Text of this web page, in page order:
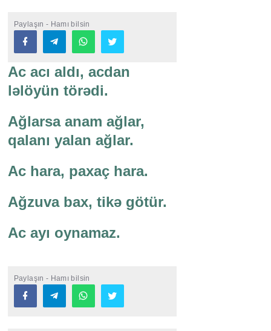
Paylaşın - Hamı bilsin
Ac acı aldı, acdan
ləlöyün törədi.
Ağlarsa anam ağlar,
qalanı yalan ağlar.
Ac hara, paxaç hara.
Ağzuva bax, tikə götür.
Ac ayı oynamaz.
Paylaşın - Hamı bilsin